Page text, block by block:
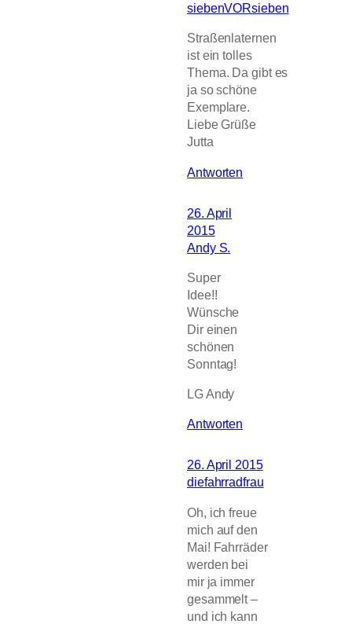
siebenVORsieben
Straßenlaternen
ist ein tolles
Thema. Da gibt es
ja so schöne
Exemplare.
Liebe Grüße
Jutta
Antworten
26. April
2015
Andy S.
Super
Idee!!
Wünsche
Dir einen
schönen
Sonntag!
LG Andy
Antworten
26. April 2015
diefahrradfrau
Oh, ich freue
mich auf den
Mai! Fahrräder
werden bei
mir ja immer
gesammelt –
und ich kann